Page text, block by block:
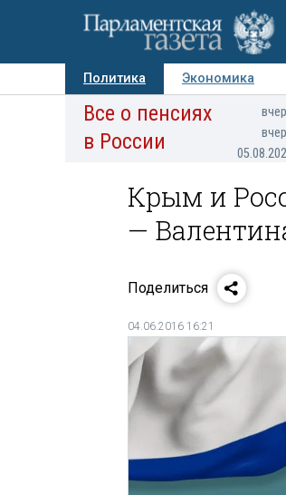
Политика Экономика
Авторы Персоны
Все о пенсиях
в России
Крым и
—
Поделиться
04.06.2016 16:21